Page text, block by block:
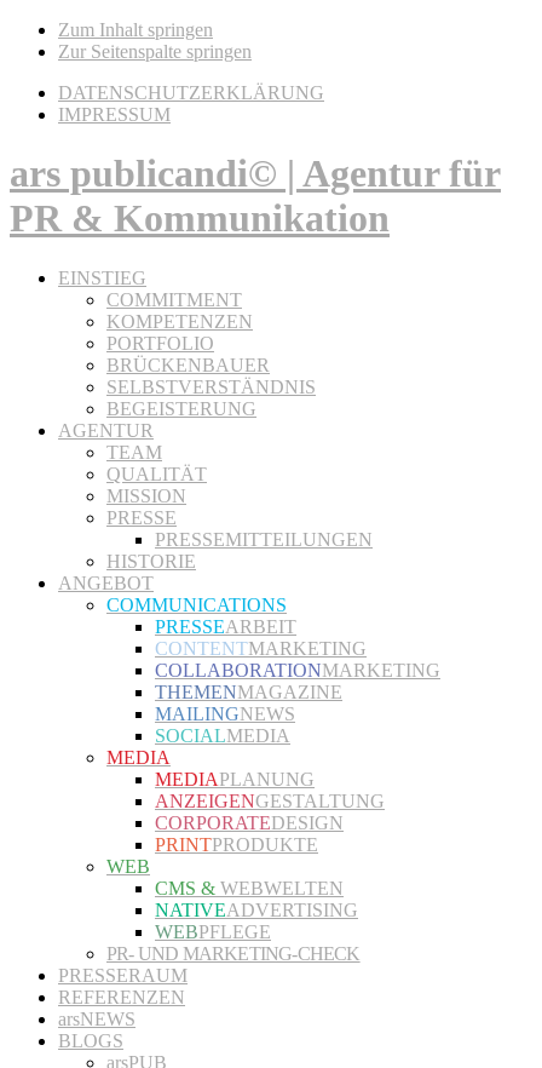
Zum Inhalt springen
Zur Seitenspalte springen
DATENSCHUTZERKLÄRUNG
IMPRESSUM
ars publicandi© | Agentur für
PR & Kommunikation
EINSTIEG
COMMITMENT
KOMPETENZEN
PORTFOLIO
BRÜCKENBAUER
SELBSTVERSTÄNDNIS
BEGEISTERUNG
AGENTUR
TEAM
QUALITÄT
MISSION
PRESSE
PRESSEMITTEILUNGEN
HISTORIE
ANGEBOT
COMMUNICATIONS
PRESSEARBEIT
CONTENTMARKETING
COLLABORATIONMARKETING
THEMENMAGAZINE
MAILINGNEWS
SOCIALMEDIA
MEDIA
MEDIAPLANUNG
ANZEIGENGESTALTUNG
CORPORATEDESIGN
PRINTPRODUKTE
WEB
CMS & WEBWELTEN
NATIVEADVERTISING
WEBPFLEGE
PR- UND MARKETING-CHECK
PRESSERAUM
REFERENZEN
arsNEWS
BLOGS
arsPUB